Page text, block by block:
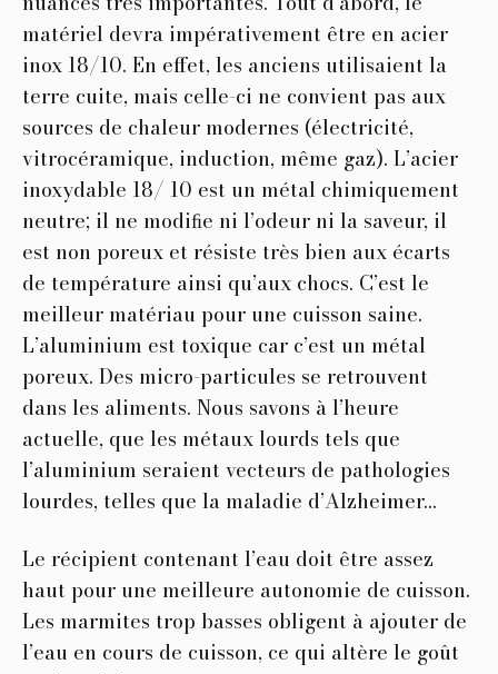
matériel devra impérativement être en acier
inox 18/10. En effet, les anciens utilisaient la
terre cuite, mais celle-ci ne convient pas aux
sources de chaleur modernes (électricité,
vitrocéramique, induction, même gaz). L’acier
inoxydable 18/ 10 est un métal chimiquement
neutre; il ne modiﬁe ni l’odeur ni la saveur, il
est non poreux et résiste très bien aux écarts
de température ainsi qu’aux chocs. C’est le
meilleur matériau pour une cuisson saine.
L’aluminium est toxique car c’est un métal
poreux. Des micro-particules se retrouvent
dans les aliments. Nous savons à l’heure
actuelle, que les métaux lourds tels que
l’aluminium seraient vecteurs de pathologies
lourdes, telles que la maladie d’Alzheimer…
Le récipient contenant l’eau doit être assez
haut pour une meilleure autonomie de cuisson.
Les marmites trop basses obligent à ajouter de
l’eau en cours de cuisson, ce qui altère le goût